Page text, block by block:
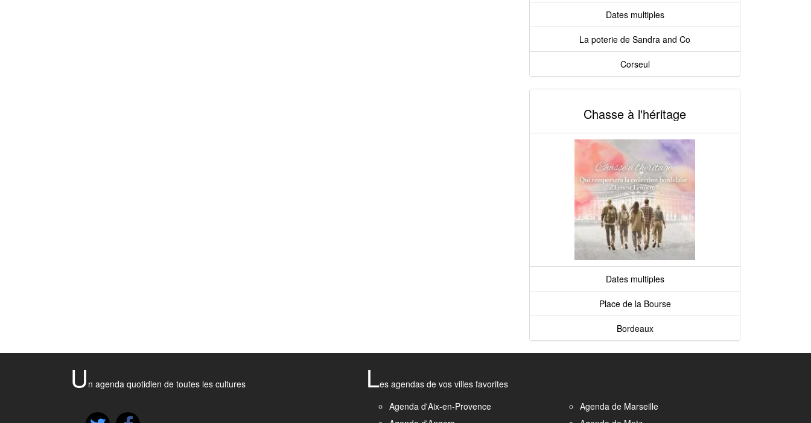
Dates multiples
La poterie de Sandra and Co
Corseul
Chasse à l'héritage
Dates multiples
Place de la Bourse
Bordeaux
U n agenda quotidien de toutes les cultures Les agendas de vos villes favorites
Agenda d'Aix-en-Provence
Agenda de Marseille